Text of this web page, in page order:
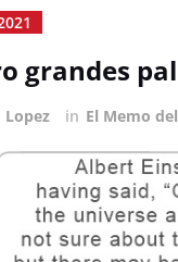
grandes
Lopez in El Memo